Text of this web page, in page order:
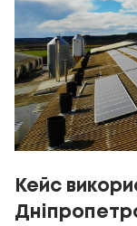
Кейс